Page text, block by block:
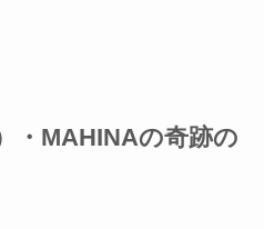
・MAHINAの奇跡の